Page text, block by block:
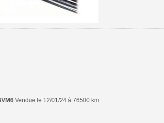
Vendue le 12/01/24 à 76500 km